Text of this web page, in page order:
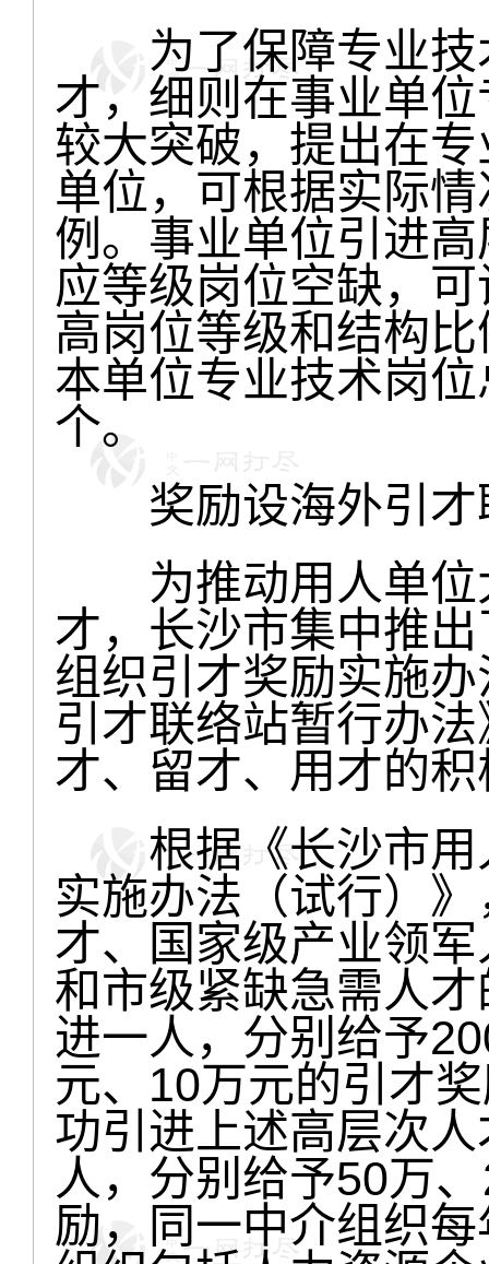
为了保障专业技
才，细则在事业单
较大突破，提出在
单位，可根据实际
例。事业单位引进
应等级岗位空缺，
高岗位等级和结构
本单位专业技术岗
个。
奖励设海外引才
为推动用人单位
才，长沙市集中推
组织引才奖励实施
引才联络站暂行办
才、留才、用才的
根据《长沙市用
实施办法（试行）
才、国家级产业领
和市级紧缺急需人
进一人，分别给予
元、10万元的引才
功引进上述高层次
人，分别给予50万
励，同一中介组织